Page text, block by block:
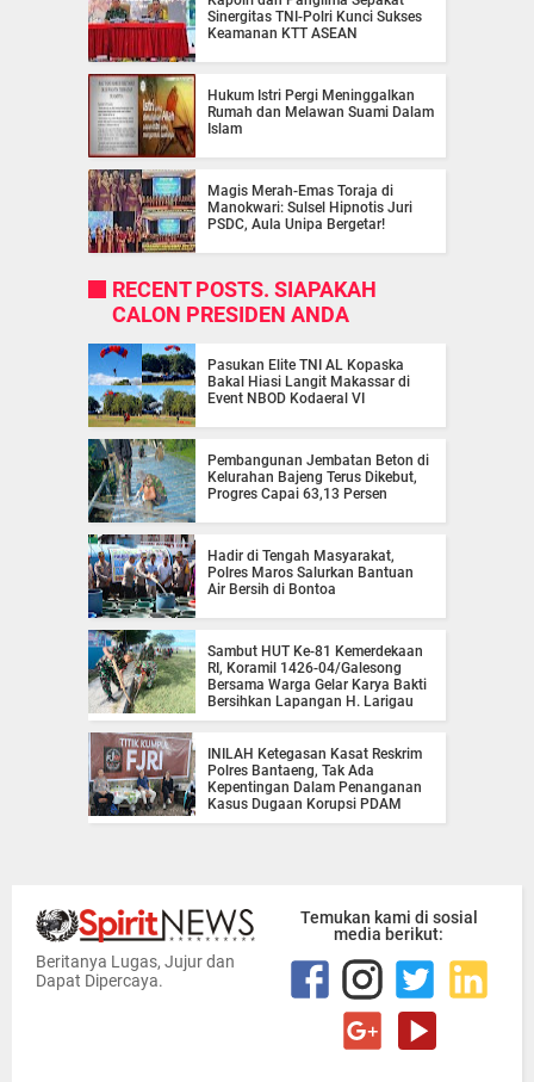
Sinergitas TNI-Polri Kunci Sukses
Keamanan KTT ASEAN
Hukum Istri Pergi Meninggalkan
Rumah dan Melawan Suami Dalam
Islam
Magis Merah-Emas Toraja di
Manokwari: Sulsel Hipnotis Juri
PSDC, Aula Unipa Bergetar!
RECENT POSTS. SIAPAKAH
CALON PRESIDEN ANDA
Pasukan Elite TNI AL Kopaska
Bakal Hiasi Langit Makassar di
Event NBOD Kodaeral VI
Pembangunan Jembatan Beton di
Kelurahan Bajeng Terus Dikebut,
Progres Capai 63,13 Persen
Hadir di Tengah Masyarakat,
Polres Maros Salurkan Bantuan
Air Bersih di Bontoa
Sambut HUT Ke-81 Kemerdekaan
RI, Koramil 1426-04/Galesong
Bersama Warga Gelar Karya Bakti
Bersihkan Lapangan H. Larigau
INILAH Ketegasan Kasat Reskrim
Polres Bantaeng, Tak Ada
Kepentingan Dalam Penanganan
Kasus Dugaan Korupsi PDAM
Beritanya Lugas, Jujur dan
Dapat Dipercaya.
Temukan kami di sosial
media berikut: